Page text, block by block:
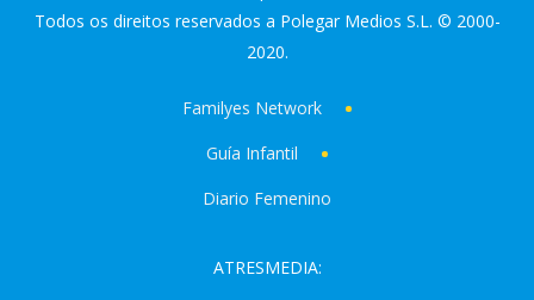
Todos os direitos reservados a Polegar Medios S.L. © 2000-
2020.
Familyes Network
Guía Infantil
Diario Femenino
ATRESMEDIA: